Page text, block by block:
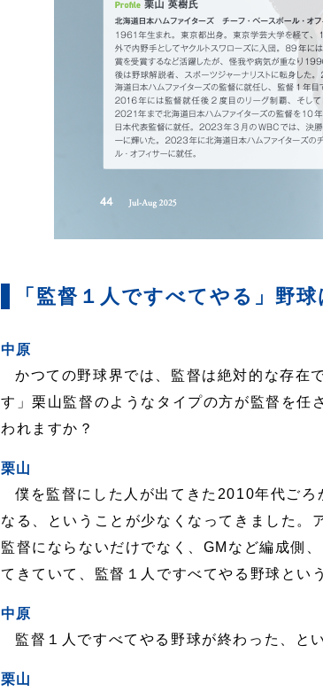
「監督１人ですべてやる」野
中原
かつての野球界では、監督は絶対的な存在
す」栗山監督のようなタイプの方が監督を任
われますか？
栗山
僕を監督にした人が出てきた2010年代ご
なる、ということが少なくなってきました。
監督にならないだけでなく、GMなど編成側
てきていて、監督１人ですべてやる野球とい
中原
監督１人ですべてやる野球が終わった、と
栗山